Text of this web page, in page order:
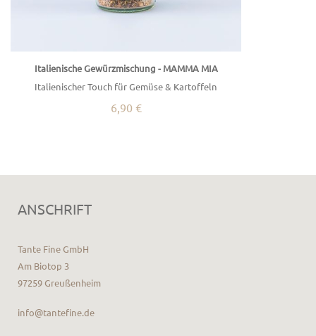
Italienische Gewürzmischung - MAMMA MIA
Italienischer Touch für Gemüse & Kartoffeln
6,90 €
ANSCHRIFT
Tante Fine GmbH
Am Biotop 3
97259 Greußenheim
info@tantefine.de